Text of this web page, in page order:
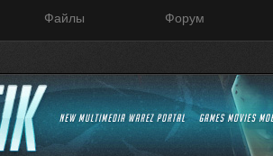
Файлы Форум